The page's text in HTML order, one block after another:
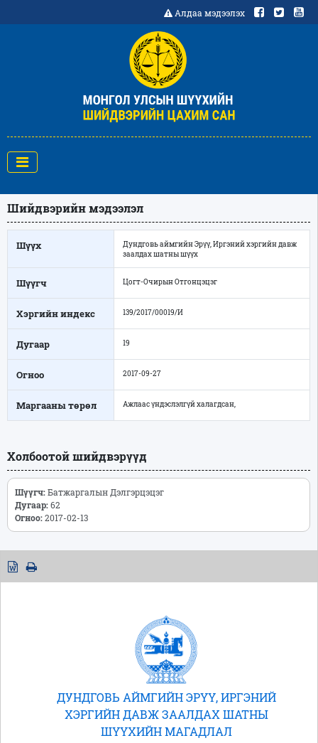
Алдаа мэдээлэх
Шийдвэрийн мэдээлэл
Шүүх
Дундговь аймгийн Эрүү, Иргэний хэргийн давж
заалдах шатны шүүх
Шүүгч Цогт-Очирын Отгонцэцэг
Хэргийн индекс 139/2017/00019/И
Дугаар 19
Огноо 2017-09-27
Маргааны төрөл Ажлаас үндэслэлгүй халагдсан,
Холбоотой шийдвэрүүд
Шүүгч:Батжаргалын Дэлгэрцэцэг
Дугаар:62
Огноо:2017-02-13
ДУНДГОВЬ АЙМГИЙН ЭРҮҮ, ИРГЭНИЙ
ХЭРГИЙН ДАВЖ ЗААЛДАХ ШАТНЫ
ШҮҮХИЙН МАГАДЛАЛ